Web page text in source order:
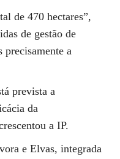
de 470 hectares”,
de gestão de
precisamente a
prevista a
da
a IP.
e Elvas, integrada